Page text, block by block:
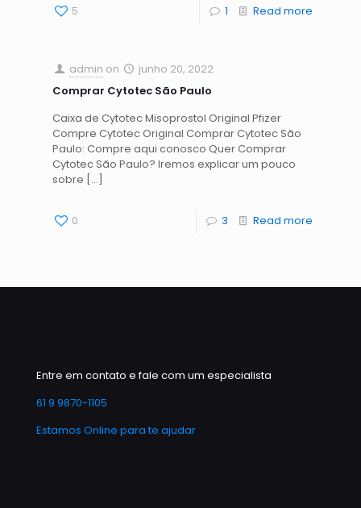
5 1 Read more
admin on
junho 20, 2022
Comprar Cytotec São Paulo
Caixa de Cytotec Misoprostol Original Pfizer
Compre Cytotec Original Comprar Cytotec São
Paulo: Compre aqui conosco Quer Comprar
Cytotec São Paulo? Iremos explicar um pouco
sobre […]
0 3 Read more
Entre em contato e fale com um especialista
61 9 9870-1105
Estamos Online para te ajudar